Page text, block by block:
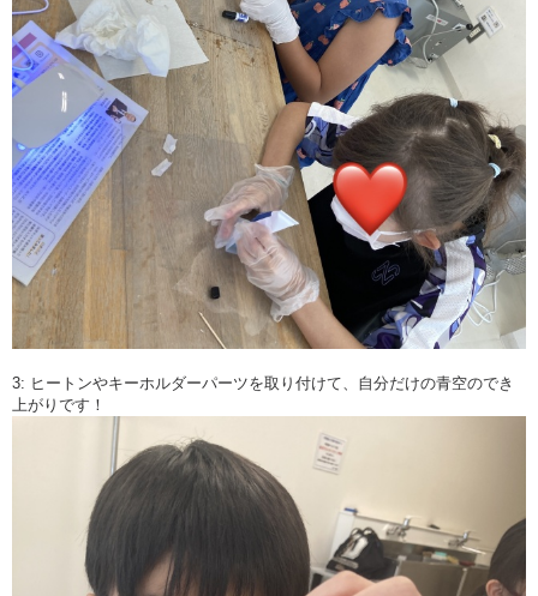
3: ヒートンやキーホルダーパーツを取り付けて、自分だけの青空のでき
上がりです！